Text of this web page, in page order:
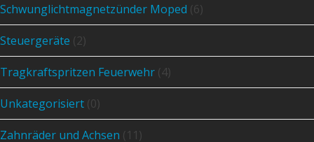
Schwunglichtmagnetzünder Moped (6)
Steuergeräte (2)
Tragkraftspritzen Feuerwehr (4)
Unkategorisiert (0)
Zahnräder und Achsen (11)